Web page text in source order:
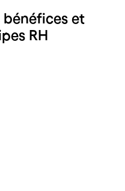
bénéfices et
RH